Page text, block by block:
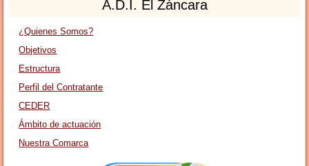
A.D.I. El Záncara
¿Quienes Somos?
Objetivos
Estructura
Perfil del Contratante
CEDER
Ámbito de actuación
Nuestra Comarca